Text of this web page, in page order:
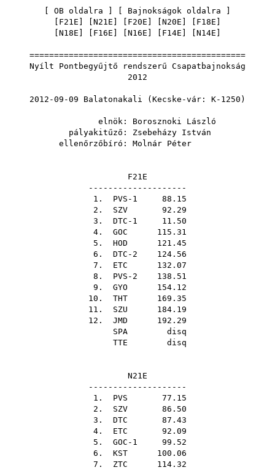
OB oldalra Bajnokságok oldalra
F21E N21E F20E N20E F18E
N18E F16E N16E F14E N14E
============================================
Nyílt Pontbegyűjtő rendszerű Csapatbajnokság
2012
2012-09-09 Balatonakali (Kecske-vár: K-1250)
elnök: Borosznoki László
pályakitűző: Zsebeházy István
ellenőrzőbíró: Molnár Péter
F21E
--------------------
1. PVS-1 88.15
2. SZV 92.29
3. DTC-1 11.50
4. GOC 115.31
5. HOD 121.45
6. DTC-2 124.56
7. ETC 132.07
8. PVS-2 138.51
9. GYO 154.12
10. THT 169.35
11. SZU 184.19
12. JMD 192.29
SPA disq
TTE disq
N21E
--------------------
1. PVS 77.15
2. SZV 86.50
3. DTC 87.43
4. ETC 92.09
5. GOC-1 99.52
6. KST 100.06
7. ZTC 114.32